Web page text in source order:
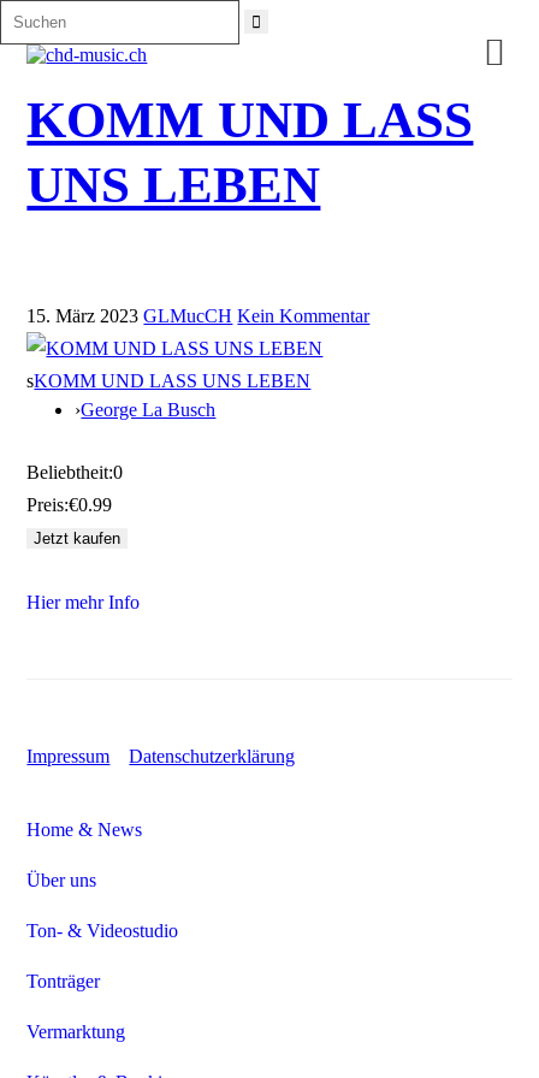

KOMM UND LASS
UNS LEBEN
15. März 2023 GLMucCH Kein Kommentar
sKOMM UND LASS UNS LEBEN
›George La Busch
Beliebtheit:0
Preis:€0.99
Hier mehr Info
Impressum Datenschutzerklärung
Home & News
Über uns
Ton- & Videostudio
Tonträger
Vermarktung